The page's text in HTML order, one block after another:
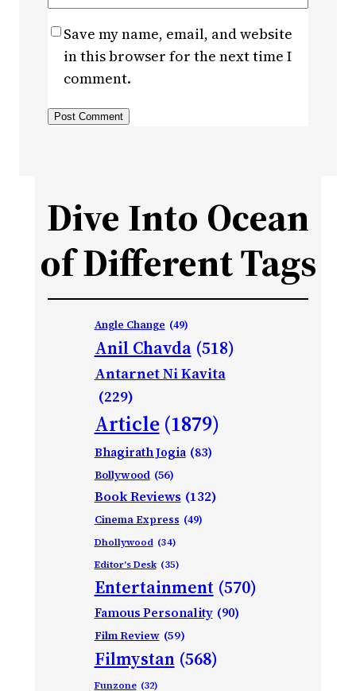
Save my name, email, and website
in this browser for the next time I
comment.
Dive Into Ocean
of Different Tags
Angle Change (49)
Anil Chavda (518)
Antarnet Ni Kavita
(229)
Article (1879)
Bhagirath Jogia (83)
Bollywood (56)
Book Reviews (132)
Cinema Express (49)
Dhollywood (34)
Editor's Desk (35)
Entertainment (570)
Famous Personality (90)
Film Review (59)
Filmystan (568)
Funzone (32)